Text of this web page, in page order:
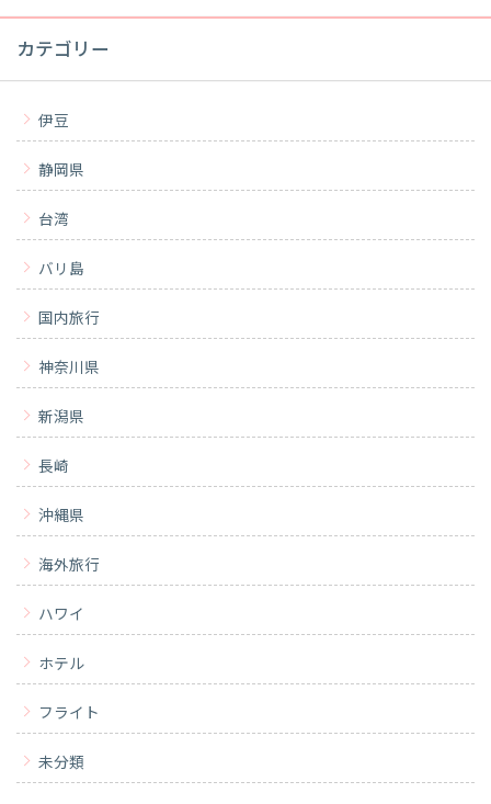
カテゴリー
伊豆
静岡県
台湾
バリ島
国内旅行
神奈川県
新潟県
長崎
沖縄県
海外旅行
ハワイ
ホテル
フライト
未分類